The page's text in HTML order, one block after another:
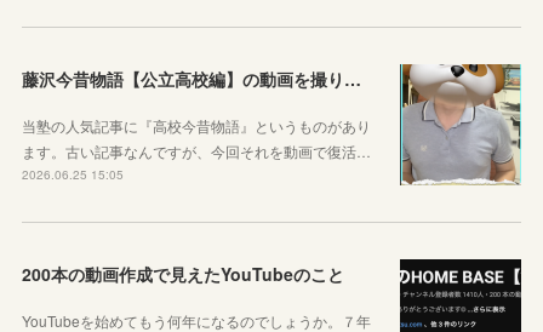
藤沢今昔物語【公立高校編】の動画を撮りました！
当塾の人気記事に『高校今昔物語』というものがあり
ます。古い記事なんですが、今回それを動画で復活…
2026.06.25 15:05
200本の動画作成で見えたYouTubeのこと
YouTubeを始めてもう何年になるのでしょうか。７年